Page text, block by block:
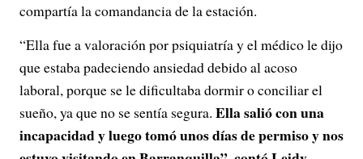
compartía la comandancia de la estación.
“Ella fue a valoración por psiquiatría y el médico le dijo
que estaba padeciendo ansiedad debido al acoso
laboral, porque se le dificultaba dormir o conciliar el
sueño, ya que no se sentía segura. Ella salió con una
incapacidad y luego tomó unos días de permiso y nos